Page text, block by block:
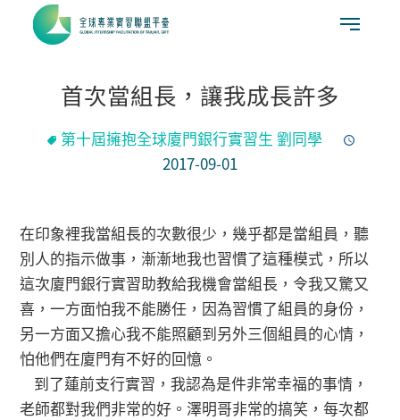
首次當組長，讓我成長許多
第十屆擁抱全球廈門銀行實習生 劉同學
2017-09-01
在印象裡我當組長的次數很少，幾乎都是當組員，聽
別人的指示做事，漸漸地我也習慣了這種模式，所以
這次廈門銀行實習助教給我機會當組長，令我又驚又
喜，一方面怕我不能勝任，因為習慣了組員的身份，
另一方面又擔心我不能照顧到另外三個組員的心情，
怕他們在廈門有不好的回憶。
到了蓮前支行實習，我認為是件非常幸福的事情，
老師都對我們非常的好。澤明哥非常的搞笑，每次都